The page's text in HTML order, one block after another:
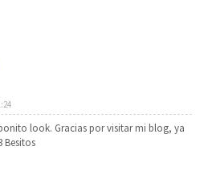
look. Gracias por visitar mi blog, ya
Besitos